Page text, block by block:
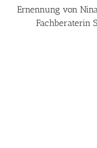
Ernennung von
Fachberaterin